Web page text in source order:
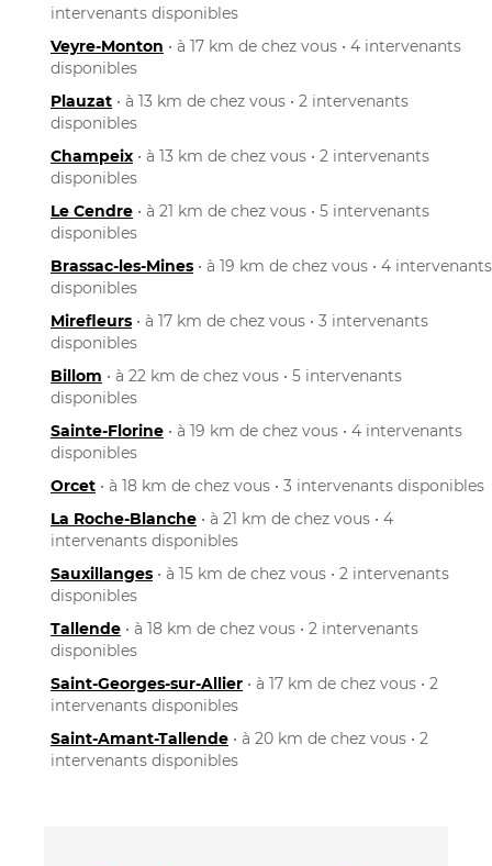
intervenants disponibles
Veyre-Monton • à 17 km de chez vous • 4 intervenants
disponibles
Plauzat • à 13 km de chez vous • 2 intervenants
disponibles
Champeix • à 13 km de chez vous • 2 intervenants
disponibles
Le Cendre • à 21 km de chez vous • 5 intervenants
disponibles
Brassac-les-Mines • à 19 km de chez vous • 4 intervenants
disponibles
Mirefleurs • à 17 km de chez vous • 3 intervenants
disponibles
Billom • à 22 km de chez vous • 5 intervenants
disponibles
Sainte-Florine • à 19 km de chez vous • 4 intervenants
disponibles
Orcet • à 18 km de chez vous • 3 intervenants disponibles
La Roche-Blanche • à 21 km de chez vous • 4
intervenants disponibles
Sauxillanges • à 15 km de chez vous • 2 intervenants
disponibles
Tallende • à 18 km de chez vous • 2 intervenants
disponibles
Saint-Georges-sur-Allier • à 17 km de chez vous • 2
intervenants disponibles
Saint-Amant-Tallende • à 20 km de chez vous • 2
intervenants disponibles